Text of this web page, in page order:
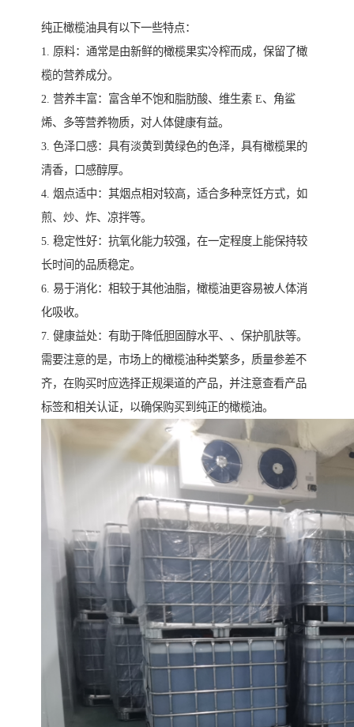
纯正橄榄油具有以下一些特点：
1. 原料：通常是由新鲜的橄榄果实冷榨而成，保留了橄
榄的营养成分。
2. 营养丰富：富含单不饱和脂肪酸、维生素 E、角鲨
烯、多等营养物质，对人体健康有益。
3. 色泽口感：具有淡黄到黄绿色的色泽，具有橄榄果的
清香，口感醇厚。
4. 烟点适中：其烟点相对较高，适合多种烹饪方式，如
煎、炒、炸、凉拌等。
5. 稳定性好：抗氧化能力较强，在一定程度上能保持较
长时间的品质稳定。
6. 易于消化：相较于其他油脂，橄榄油更容易被人体消
化吸收。
7. 健康益处：有助于降低胆固醇水平、、保护肌肤等。
需要注意的是，市场上的橄榄油种类繁多，质量参差不
齐，在购买时应选择正规渠道的产品，并注意查看产品
标签和相关认证，以确保购买到纯正的橄榄油。